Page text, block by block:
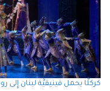
كركلَّا يحمل فينيقيَّة لبنان إِلى